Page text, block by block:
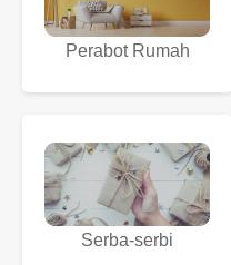
Perabot Rumah
Serba-serbi